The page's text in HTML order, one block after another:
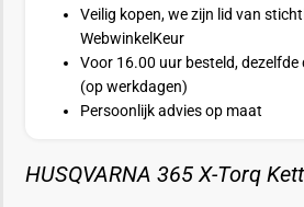
Veilig kopen, we zijn lid van
WebwinkelKeur
Voor 16.00 uur besteld, dezelfde
(op werkdagen)
Persoonlijk advies op maat
HUSQVARNA 365 X-Torq